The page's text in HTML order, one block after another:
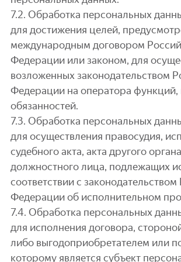
7.2. Обработка персональных
для достижения целей,
международным договором
Федерации или законом, для
возложенных законодательством
Федерации на оператора
обязанностей.
7.3. Обработка персональных
для осуществления правосудия,
судебного акта, акта другого
должностного лица, подлежащих
соответствии с
Федерации об исполнительном
7.4. Обработка персональных
для исполнения договора,
либо выгодоприобретателем или
которому является субъект